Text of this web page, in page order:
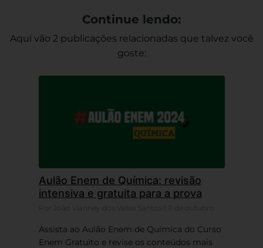
Continue lendo:
Aqui vão 2 publicações relacionadas que talvez você
goste:
Aulão Enem de Química: revisão
intensiva e gratuita para a prova
Assista ao Aulão Enem de Química do Curso
Enem Gratuito e revise os conteúdos mais